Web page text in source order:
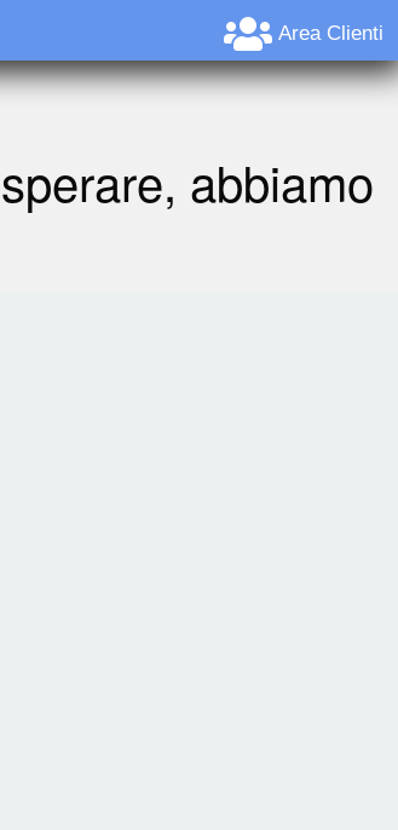
Area Clienti
abbiamo